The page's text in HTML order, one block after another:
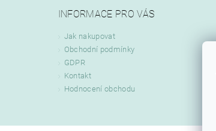
INFORMACE PRO VÁS
Jak nakupovat
Obchodní podmínky
GDPR
Kontakt
Hodnocení obchodu